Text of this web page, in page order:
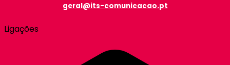
geral@its-comunicacao.pt
Ligações